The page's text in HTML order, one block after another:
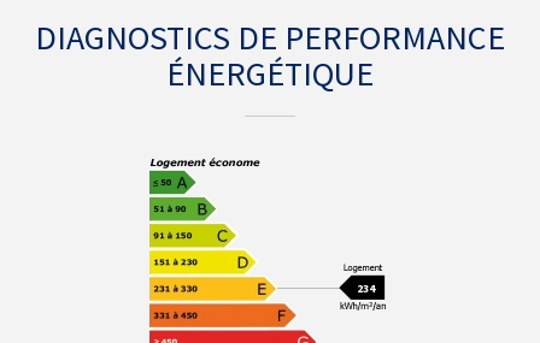
DIAGNOSTICS DE PERFORMANCE
ÉNERGÉTIQUE
234